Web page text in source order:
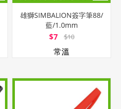
雄獅SIMBALION簽字筆88/
藍/1.0mm
$7 $10
常溫